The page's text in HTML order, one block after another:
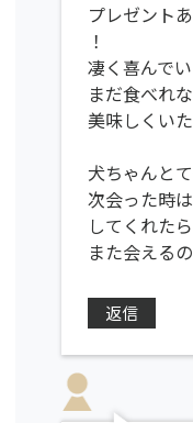
プレゼント
！
凄く喜んで
まだ食べれ
美味しくい
犬ちゃんと
次会った時
してくれた
また会える
返信